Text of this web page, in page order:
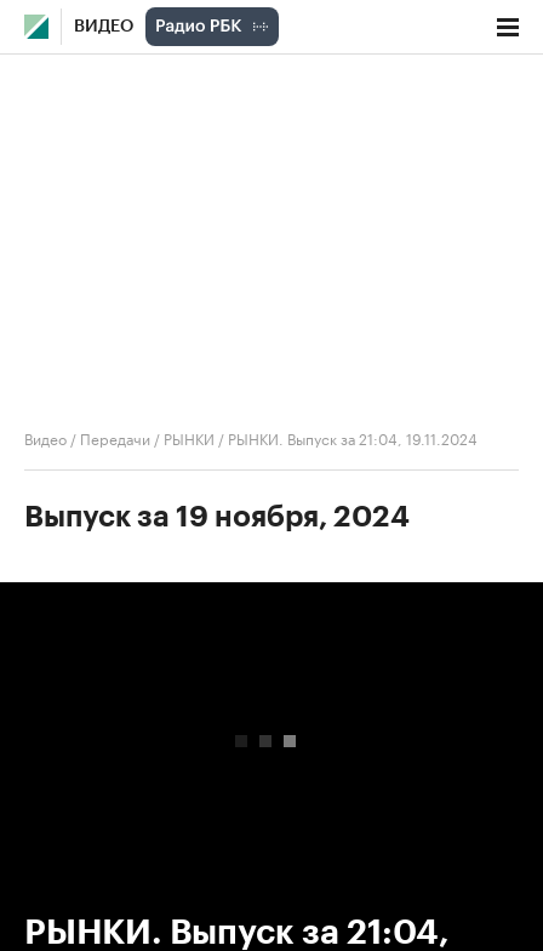
ВИДЕО
Видео / Передачи / РЫНКИ / РЫНКИ. Выпуск за 21:04, 19.11.2024
Выпуск за 19 ноября, 2024
РЫНКИ. Выпуск за 21:04,